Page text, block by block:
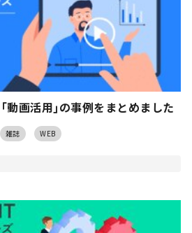
動画活用｣の事例をまとめました
雑誌 WEB